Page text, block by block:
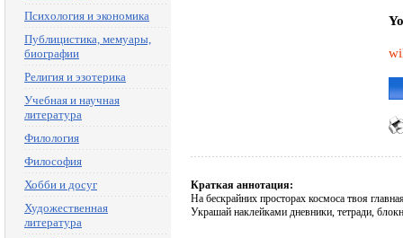
Психология и экономика
Публицистика, мемуары,
биографии
Религия и эзотерика
Учебная и научная
литература
Филология
Философия
Хобби и досуг
Художественная
литература
Краткая аннотация:
На бескрайних просторах космоса твоя
Украшай наклейками дневники, тетради,